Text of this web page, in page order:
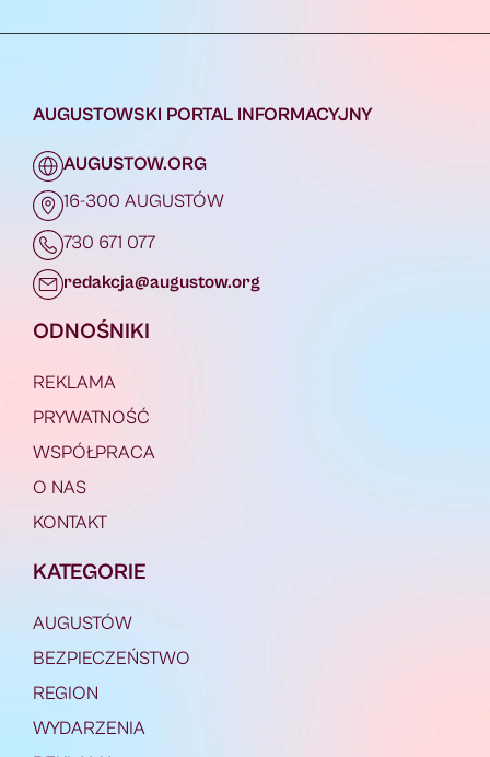
AUGUSTOWSKI PORTAL INFORMACYJNY
AUGUSTOW.ORG
16-300 AUGUSTÓW
730 671 077
redakcja@augustow.org
ODNOŚNIKI
REKLAMA
PRYWATNOŚĆ
WSPÓŁPRACA
O NAS
KONTAKT
KATEGORIE
AUGUSTÓW
BEZPIECZEŃSTWO
REGION
WYDARZENIA